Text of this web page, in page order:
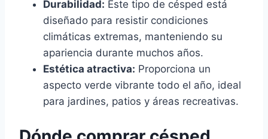
Durabilidad: Este tipo de césped está
diseñado para resistir condiciones
climáticas extremas, manteniendo su
apariencia durante muchos años.
Estética atractiva: Proporciona un
aspecto verde vibrante todo el año, ideal
para jardines, patios y áreas recreativas.